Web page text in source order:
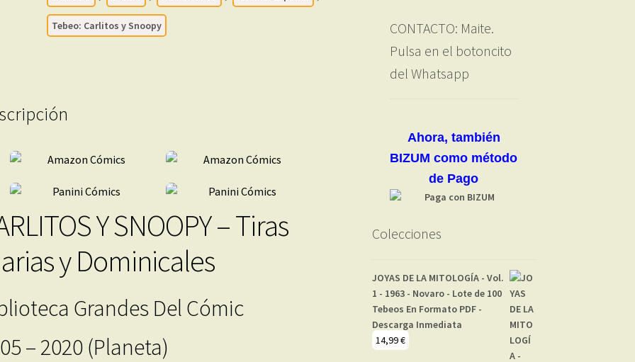
Colección
Completa
En
Formato
-
Inmediata
cantidad
Tebeo: Carlitos y Snoopy
Y SNOOPY – Tiras
y Dominicales
Grandes Del Cómic
– 2020 (Planeta)
CONTACTO: Maite.
Pulsa en el botoncito
del Whatsapp
Ahora, también
BIZUM como método
de Pago
Colecciones
JOYAS DE LA MITOLOGÍA - Vol.
1 - 1963 - Novaro - Lote de 100
Tebeos En Formato PDF -
Descarga Inmediata
14,99€